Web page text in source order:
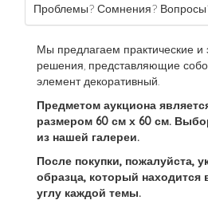
Проблемы? Сомнения?
Мы предлагаем практические и
решения, представляющие
элемент декоративный.
Предметом аукциона
размером 60 см х 60 см.
из нашей галереи.
После покупки, пожалуйста,
образца, который
углу каждой темы.